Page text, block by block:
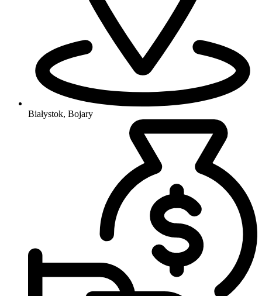
Białystok, Bojary